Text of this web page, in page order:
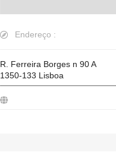
Endereço :
R. Ferreira Borges n 90 A
1350-133 Lisboa